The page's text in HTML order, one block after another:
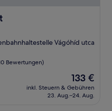
Vágóhíd utca
Bewertungen)
Der
Preis
beträgt
133 €
inkl. Steuern & Gebühren
23. Aug.–24. Aug.